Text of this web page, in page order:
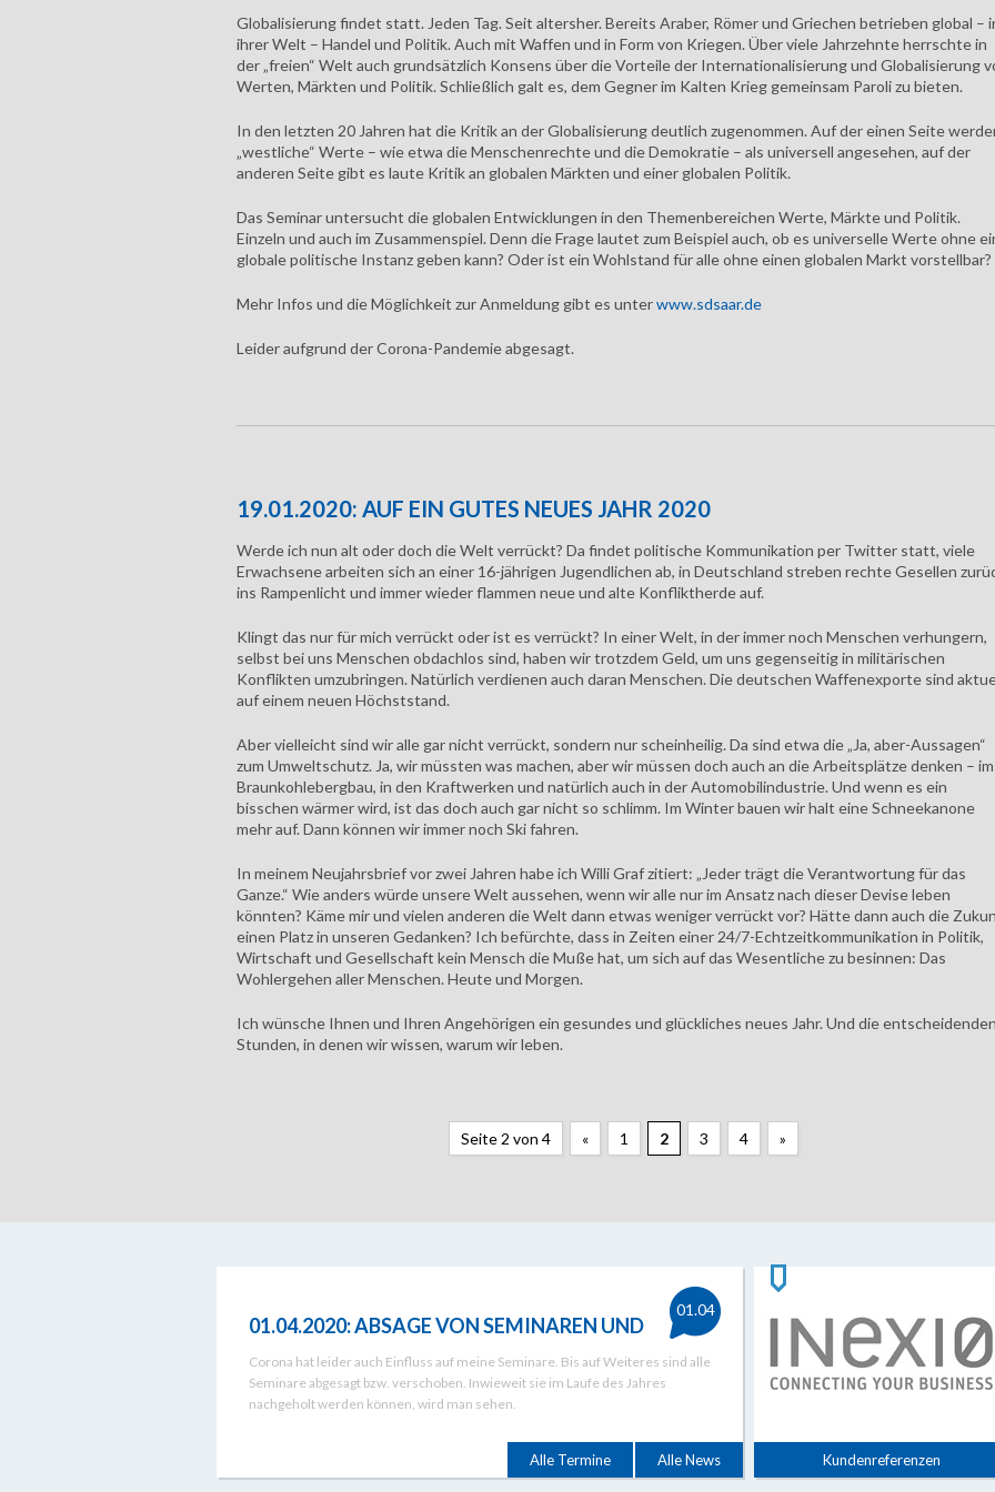
Globalisierung findet statt. Jeden Tag. Seit altersher. Bereits Araber, Römer und Griechen betrieben global –
ihrer Welt – Handel und Politik. Auch mit Waffen und in Form von Kriegen. Über viele Jahrzehnte herrschte in
der „freien“ Welt auch grundsätzlich Konsens über die Vorteile der Internationalisierung und Globalisierung
Werten, Märkten und Politik. Schließlich galt es, dem Gegner im Kalten Krieg gemeinsam Paroli zu bieten.
In den letzten 20 Jahren hat die Kritik an der Globalisierung deutlich zugenommen. Auf der einen Seite
„westliche“ Werte – wie etwa die Menschenrechte und die Demokratie – als universell angesehen, auf der
anderen Seite gibt es laute Kritik an globalen Märkten und einer globalen Politik.
Das Seminar untersucht die globalen Entwicklungen in den Themenbereichen Werte, Märkte und Politik.
Einzeln und auch im Zusammenspiel. Denn die Frage lautet zum Beispiel auch, ob es universelle Werte ohne
globale politische Instanz geben kann? Oder ist ein Wohlstand für alle ohne einen globalen Markt vorstellbar?
Mehr Infos und die Möglichkeit zur Anmeldung gibt es unterwww.sdsaar.de
Leider aufgrund der Corona-Pandemie abgesagt.
19.01.2020: AUF EIN GUTES NEUES JAHR 2020
Werde ich nun alt oder doch die Welt verrückt? Da findet politische Kommunikation per Twitter statt, viele
Erwachsene arbeiten sich an einer 16-jährigen Jugendlichen ab, in Deutschland streben rechte Gesellen
ins Rampenlicht und immer wieder flammen neue und alte Konfliktherde auf.
Klingt das nur für mich verrückt oder ist es verrückt? In einer Welt, in der immer noch Menschen verhungern,
selbst bei uns Menschen obdachlos sind, haben wir trotzdem Geld, um uns gegenseitig in militärischen
Konflikten umzubringen. Natürlich verdienen auch daran Menschen. Die deutschen Waffenexporte sind
auf einem neuen Höchststand.
Aber vielleicht sind wir alle gar nicht verrückt, sondern nur scheinheilig. Da sind etwa die „Ja, aber-Aussagen“
zum Umweltschutz. Ja, wir müssten was machen, aber wir müssen doch auch an die Arbeitsplätze denken – im
Braunkohlebergbau, in den Kraftwerken und natürlich auch in der Automobilindustrie. Und wenn es ein
bisschen wärmer wird, ist das doch auch gar nicht so schlimm. Im Winter bauen wir halt eine Schneekanone
mehr auf. Dann können wir immer noch Ski fahren.
In meinem Neujahrsbrief vor zwei Jahren habe ich Willi Graf zitiert: „Jeder trägt die Verantwortung für das
Ganze.“ Wie anders würde unsere Welt aussehen, wenn wir alle nur im Ansatz nach dieser Devise leben
könnten? Käme mir und vielen anderen die Welt dann etwas weniger verrückt vor? Hätte dann auch die
einen Platz in unseren Gedanken? Ich befürchte, dass in Zeiten einer 24/7-Echtzeitkommunikation in Politik,
Wirtschaft und Gesellschaft kein Mensch die Muße hat, um sich auf das Wesentliche zu besinnen: Das
Wohlergehen aller Menschen. Heute und Morgen.
Ich wünsche Ihnen und Ihren Angehörigen ein gesundes und glückliches neues Jahr. Und die entscheidenden
Stunden, in denen wir wissen, warum wir leben.
Seite 2 von 4 « 1 2 3 4 »
01.04.2020: ABSAGE VON SEMINAREN UND
VORTRÄGEN
01.04
Corona hat leider auch Einfluss auf meine Seminare. Bis auf Weiteres sind alle
Seminare abgesagt bzw. verschoben. Inwieweit sie im Laufe des Jahres
nachgeholt werden können, wird man sehen.
Alle News
Alle Termine Kundenreferenzen